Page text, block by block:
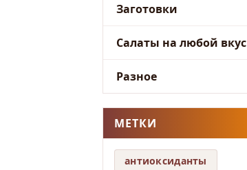
Заготовки
Салаты на любой вкус
Разное
МЕТКИ
антиоксиданты